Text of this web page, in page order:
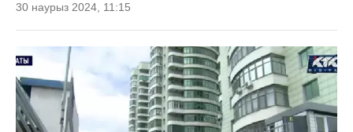
30 наурыз 2024, 11:15